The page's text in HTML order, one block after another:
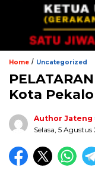
Home / Uncategorized
Kota
Author Jateng
Selasa, 5 Agustus